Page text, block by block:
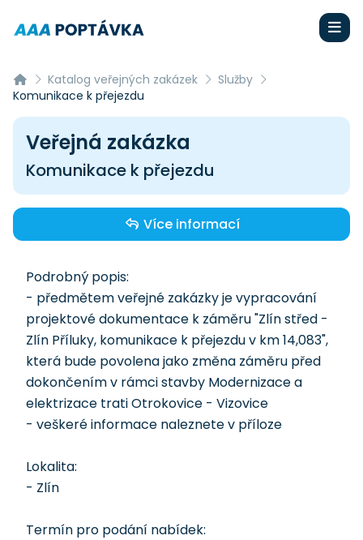
Katalog veřejných zakázek
Služby
Komunikace k přejezdu
Veřejná zakázka
Komunikace k přejezdu
Více informací
Podrobný popis:
- předmětem veřejné zakázky je vypracování
projektové dokumentace k záměru "Zlín střed -
Zlín Příluky, komunikace k přejezdu v km 14,083",
která bude povolena jako změna záměru před
dokončením v rámci stavby Modernizace a
elektrizace trati Otrokovice - Vizovice
- veškeré informace naleznete v příloze
Lokalita:
- Zlín
Termín pro podání nabídek: